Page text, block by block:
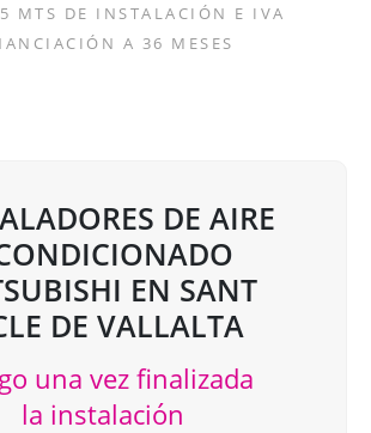
MTS DE INSTALACIÓN E IVA
A 36 MESES
DE AIRE
EN SANT
DE VALLALTA
una vez finalizada
la instalación